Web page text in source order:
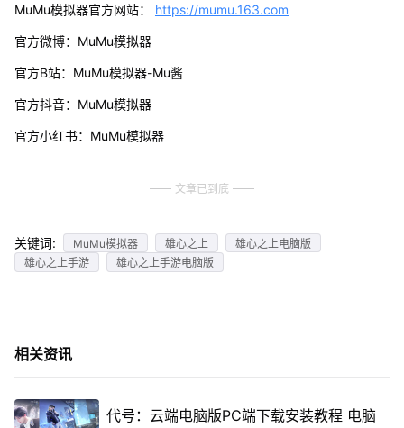
MuMu模拟器官方网站： https://mumu.163.com
官方微博：MuMu模拟器
官方B站：MuMu模拟器-Mu酱
官方抖音：MuMu模拟器
官方小红书：MuMu模拟器
文章已到底
关键词: MuMu模拟器 雄心之上
雄心之上电脑版
雄心之上手游
雄心之上手游电脑版
相关资讯
代号：云端电脑版PC端下载安装教程 电脑